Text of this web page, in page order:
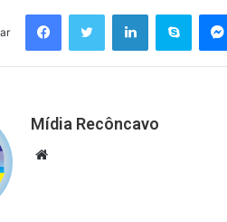
FacebookTwitter LinkedinSkype
Mídia Recôncavo
Website